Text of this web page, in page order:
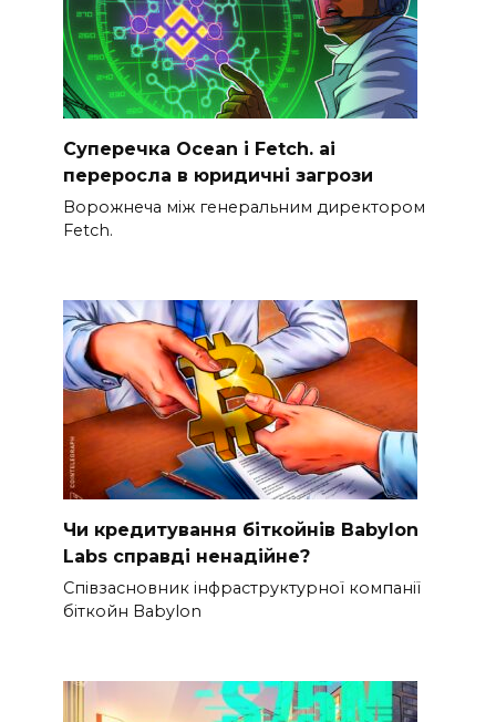
Суперечка Ocean і Fetch. ai
переросла в юридичні загрози
Ворожнеча між генеральним директором
Fetch.
Чи кредитування біткойнів Babylon
Labs справді ненадійне?
Співзасновник інфраструктурної компанії
біткойн Babylon